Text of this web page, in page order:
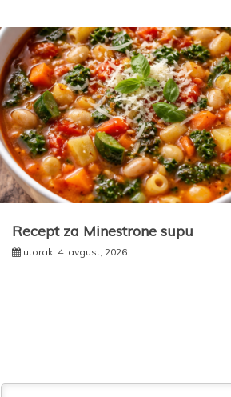
Recept za Minestrone supu
utorak, 4. avgust, 2026